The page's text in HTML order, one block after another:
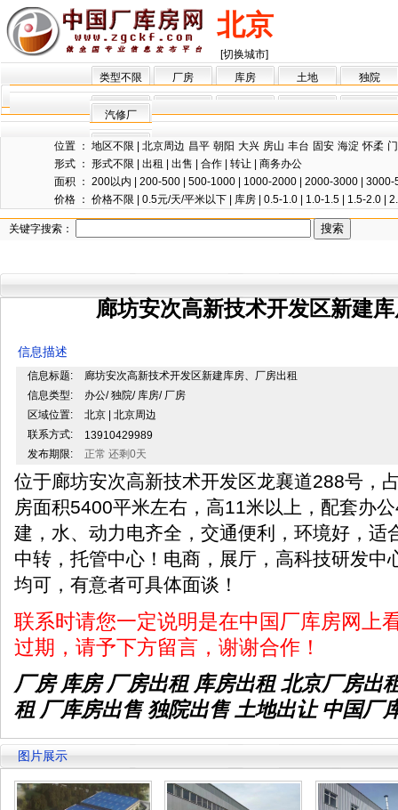
北京
[切换城市]
类型不限
厂房 库房 土地 独院
汽修厂
位置 ： 地区不限 北京周边 昌平 朝阳 大兴 房山 丰台 固安 海淀 怀柔
形式 ： 形式不限 出租 出售 合作 转让
商务办公
面积 ： 200以内 200-500 500-1000 1000-2000 2000-3000
3000-
价格 ： 价格不限 0.5元/天/平米以下 库房 0.5-1.0 1.0-1.5 1.5-2.0
关键字搜索：
廊坊安次高新技术开发区新建
信息描述
信息标题:
廊坊安次高新技术开发区新建库房、厂房出租
信息类型:
办公/ 独院/ 库房/ 厂房
区域位置:
北京 | 北京周边
联系方式:
13910429989
发布期限:
正常 还剩0天
位于廊坊安次高新技术开发区龙襄道288号，
房面积5400平米左右，高11米以上，配套办
建，水、动力电齐全，交通便利，环境好，适
中转，托管中心！电商，展厅，高科技研发中
均可，有意者可具体面谈！
联系时请您一定说明是在中国厂库房网上
过期，请予下方留言，谢谢合作！
厂房 库房 厂房出租 库房出租 北京厂房出
租 厂库房出售 独院出售 土地出让 中国厂
图片展示